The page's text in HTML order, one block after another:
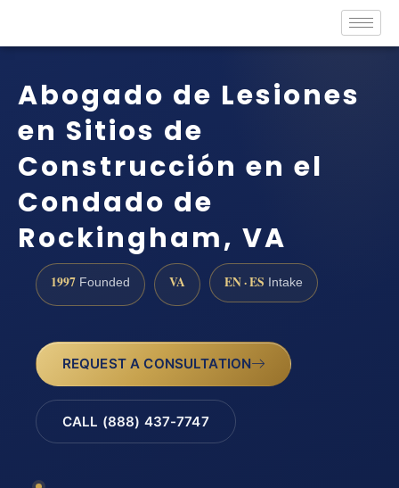
Abogado de Lesiones
en Sitios de
Construcción en el
Condado de
Rockingham, VA
1997 Founded VA EN · ES Intake
REQUEST A CONSULTATION
CALL (888) 437-7747